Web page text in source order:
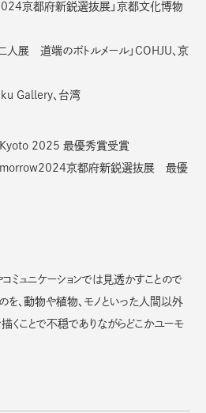
京都府新鋭選抜展」京都文化博物
展 道端のボトルメール」COHJU、京
Gallery、台湾
2025 最優秀賞受賞
京都府新鋭選抜展 最優
ミュニケーションでは見透かすことので
を、動物や植物、モノといった人間以外
くことで不穏でありながらどこかユーモ